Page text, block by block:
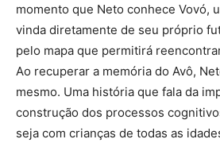
momento que Neto conhece Vovó,
vinda diretamente de seu próprio
pelo mapa que permitirá
Ao recuperar a memória do Avô,
mesmo. Uma história que fala da
construção dos processos
seja com crianças de todas as